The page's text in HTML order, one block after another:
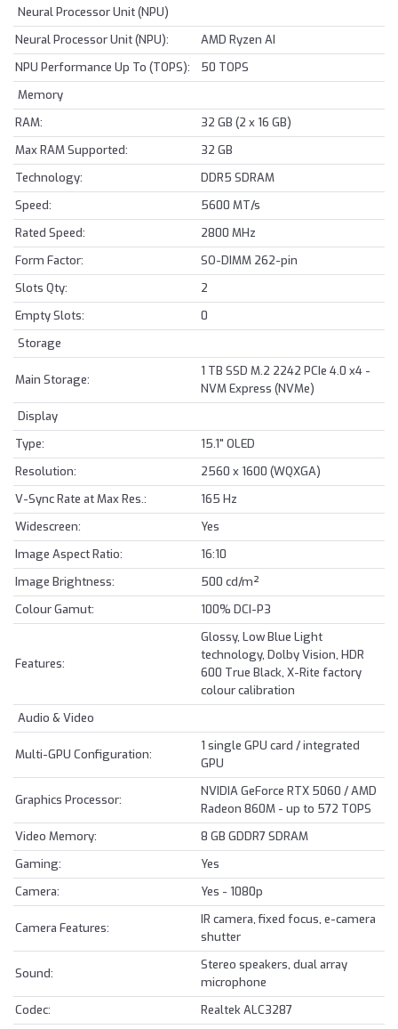
Neural Processor Unit (NPU)
Neural Processor Unit (NPU):
AMD Ryzen AI
NPU Performance Up To (TOPS):
50 TOPS
Memory
RAM:
32 GB (2 x 16 GB)
Max RAM Supported:
32 GB
Technology:
DDR5 SDRAM
Speed:
5600 MT/s
Rated Speed:
2800 MHz
Form Factor:
SO-DIMM 262-pin
Slots Qty:
2
Empty Slots:
0
Storage
Main Storage:
1 TB SSD M.2 2242 PCIe 4.0 x4 -
NVM Express (NVMe)
Display
Type:
15.1" OLED
Resolution:
2560 x 1600 (WQXGA)
V-Sync Rate at Max Res.:
165 Hz
Widescreen:
Yes
Image Aspect Ratio:
16:10
Image Brightness:
500 cd/m²
Colour Gamut:
100% DCI-P3
Features:
Glossy, Low Blue Light
technology, Dolby Vision, HDR
600 True Black, X-Rite factory
colour calibration
Audio & Video
Multi-GPU Configuration:
1 single GPU card / integrated
GPU
Graphics Processor:
NVIDIA GeForce RTX 5060 / AMD
Radeon 860M - up to 572 TOPS
Video Memory:
8 GB GDDR7 SDRAM
Gaming:
Yes
Camera:
Yes - 1080p
Camera Features:
IR camera, fixed focus, e-camera
shutter
Sound:
Stereo speakers, dual array
microphone
Codec:
Realtek ALC3287